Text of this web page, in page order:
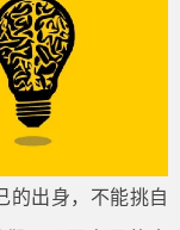
的出身，不能挑自